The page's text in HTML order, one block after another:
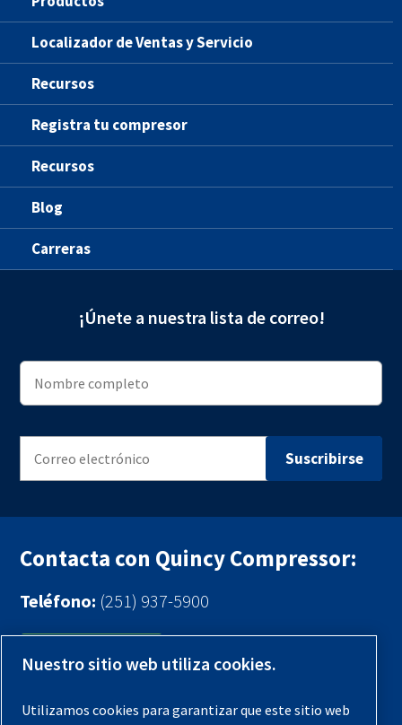
Localizador de Ventas y Servicio
Recursos
Registra tu compresor
Recursos
Blog
Carreras
¡Únete a nuestra lista de correo!
Contacta con Quincy Compressor:
Teléfono: (251) 937-5900
Contáctenos
Registra tu compresor
Nuestro sitio web utiliza cookies.
Utilizamos cookies para garantizar que este sitio web